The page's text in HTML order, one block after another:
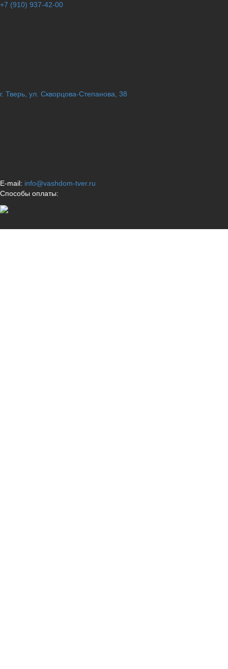
+7 (910) 937-42-00
г. Тверь, ул. Скворцова-Степанова, 38
E-mail: info@vashdom-tver.ru
Способы оплаты: